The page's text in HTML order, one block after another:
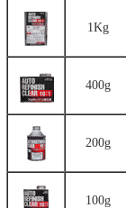
1Kg
400g
200g
100g